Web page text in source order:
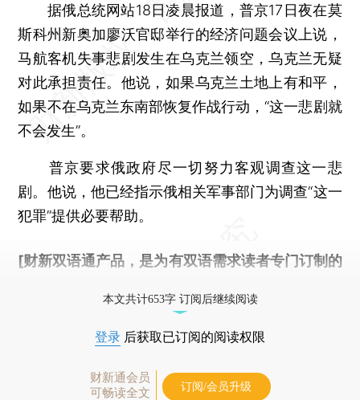
据俄总统网站18日凌晨报道，普京17日夜在莫
斯科州新奥加廖沃官邸举行的经济问题会议上说，
马航客机失事悲剧发生在乌克兰领空，乌克兰无疑
对此承担责任。他说，如果乌克兰土地上有和平，
如果不在乌克兰东南部恢复作战行动，“这一悲剧就
不会发生”。
普京要求俄政府尽一切努力客观调查这一悲
剧。他说，他已经指示俄相关军事部门为调查“这一
犯罪”提供必要帮助。
[财新双语通产品，是为有双语需求读者专门订制的
本文共计653字 订阅后继续阅读
登录 后获取已订阅的阅读权限
财新通会员
可畅读全文
订阅/会员升级